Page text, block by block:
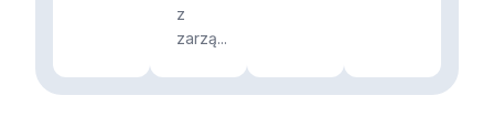
z
zarzą...